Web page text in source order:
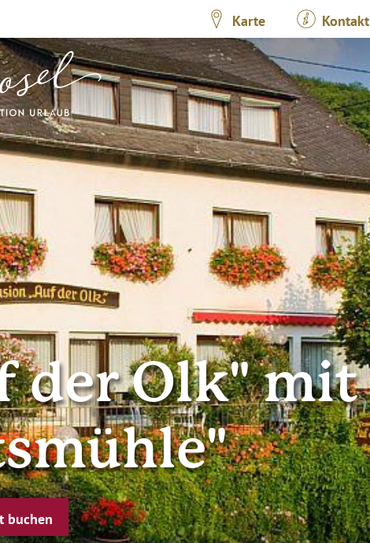
Karte Kontakt
der Olk" mit
buchen